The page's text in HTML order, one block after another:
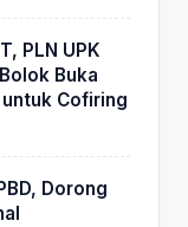
PLN UPK
Buka
Cofiring
Dorong